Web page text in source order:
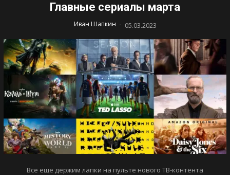
Главные сериалы марта
Иван Шапкин - 05.03.2023
Все еще держим лапки на пульте нового ТВ-контента